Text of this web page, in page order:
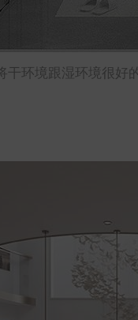
干环境跟湿环境很